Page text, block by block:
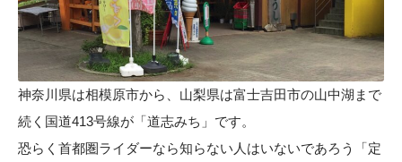
神奈川県は相模原市から、山梨県は富士吉田市の山中湖まで
続く国道413号線が「道志みち」です。
恐らく首都圏ライダーなら知らない人はいないであろう「定